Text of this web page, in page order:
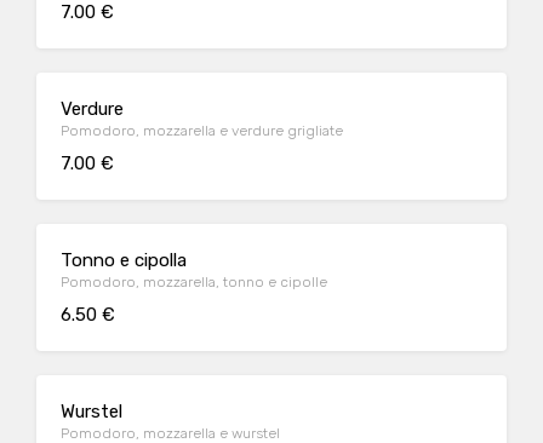
7.00 €
Verdure
Pomodoro, mozzarella e verdure grigliate
7.00 €
Tonno e cipolla
Pomodoro, mozzarella, tonno e cipolle
6.50 €
Wurstel
Pomodoro, mozzarella e wurstel